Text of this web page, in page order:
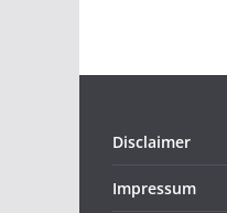
Disclaimer
Impressum